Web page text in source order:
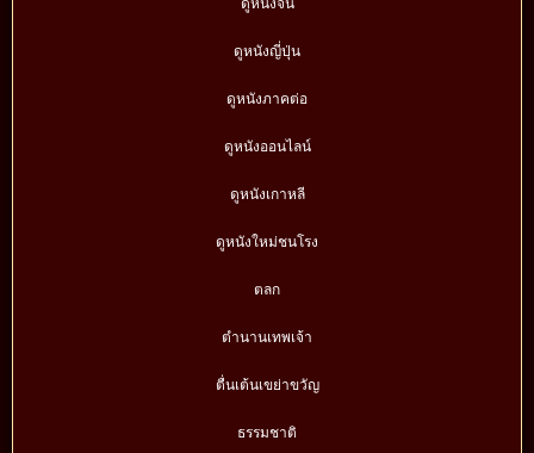
ดูหนังญี่ปุ่น
ดูหนังภาคต่อ
ดูหนังออนไลน์
ดูหนังเกาหลี
ดูหนังใหม่ชนโรง
ตลก
ตำนานเทพเจ้า
ตื่นเต้นเขย่าขวัญ
ธรรมชาติ